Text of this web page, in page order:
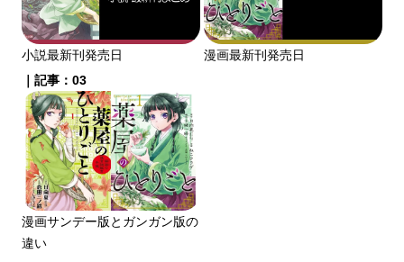
小説最新刊発売日
漫画最新刊発売日
｜記事：03
漫画サンデー版とガンガン版の
違い